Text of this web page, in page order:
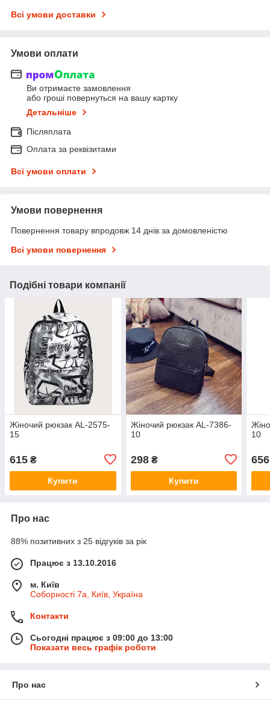
Всі умови доставки
Умови оплати
Ви отримаєте замовлення
або гроші повернуться на вашу картку
Детальніше
Післяплата
Оплата за реквізитами
Всі умови оплати
Умови повернення
Повернення товару впродовж 14 днів за домовленістю
Всі умови повернення
Подібні товари компанії
Жіночий рюкзак AL-2575-
15
615 ₴
Купити
Жіночий рюкзак AL-7386-
10
298₴
Купити
10
656
Про нас
88% позитивних з 25 відгуків за рік
Працює з 13.10.2016
м. Київ
Соборності 7а, Київ, Україна
Контакти
Сьогодні працює з 09:00 до 13:00
Показати весь графік роботи
Про нас